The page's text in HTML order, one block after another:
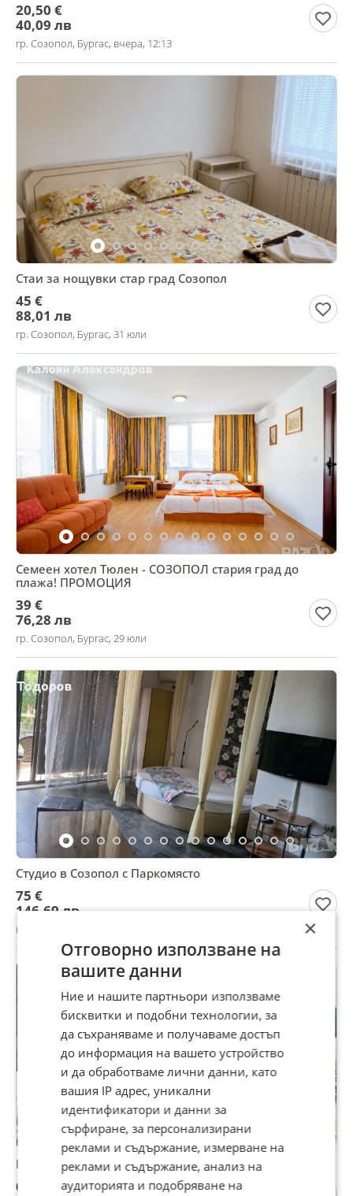
20,50 €
40,09 лв
гр. Созопол, Бургас, вчера, 12:13
Стаи за нощувки стар град Созопол
45 €
88,01 лв
гр. Созопол, Бургас, 31 юли
Семеен хотел Тюлен - СОЗОПОЛ стария град до
плажа! ПРОМОЦИЯ
39 €
76,28 лв
гр. Созопол, Бургас, 29 юли
Студио в Созопол с Паркомясто
75 €
146,69 лв
гр. Созопол, Бургас, 27 юли
Квартири Созопол
60 €
×
Отговорно използване на
вашите данни
Ние и нашите партньори използваме
бисквитки и подобни технологии, за
да съхраняваме и получаваме достъп
до информация на вашето устройство
и да обработваме лични данни, като
вашия IP адрес, уникални
идентификатори и данни за
сърфиране, за персонализирани
реклами и съдържание, измерване на
реклами и съдържание, анализ на
аудиторията и подобряване на